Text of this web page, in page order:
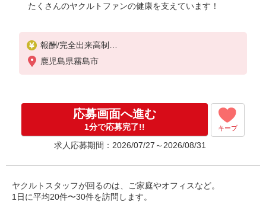
たくさんのヤクルトファンの健康を支えています！
報酬/完全出来高制
月収100,000円〜
◆働き方を選べるお仕事です
≪勤務例≫ ※勤務地で異なる
［1］9：00〜14：00 月収約8万円
［2］9：00〜16：00 月収約12万円
◆研修制度と収入補償で、初めてでも安心！
※収入補償：月6万円（3ヶ月間）
◆商品買取りなし！しっかり稼げます
※研修期間／4日間／時給853円
鹿児島県霧島市
応募画面へ進む
1分で応募完了!! キープ
求人応募期間：2026/07/27～2026/08/31
ヤクルトスタッフが回るのは、ご家庭やオフィスなど。
1日に平均20件〜30件を訪問します。